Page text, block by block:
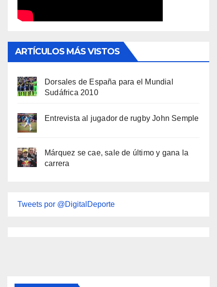
ARTÍCULOS MÁS VISTOS
Dorsales de España para el Mundial
Sudáfrica 2010
Entrevista al jugador de rugby John Semple
Márquez se cae, sale de último y gana la
carrera
Tweets por @DigitalDeporte